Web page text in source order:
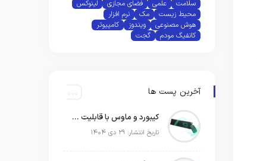
سلامت
علمی فضای مجازی
لینوکس
محیط زیست
مک
نرم افزار
هوش مصنوعی
ویندوز
کامپیوتر
کانفیگ مودم
گجت
آخرین پست ها
کیبورد و ماوس با قابلیت شارژ با نور محیط
تاریخ انتشار: ۲۹ دی ۱۴۰۴